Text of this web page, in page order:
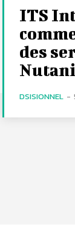
ITS
des
DSISIONNEL -